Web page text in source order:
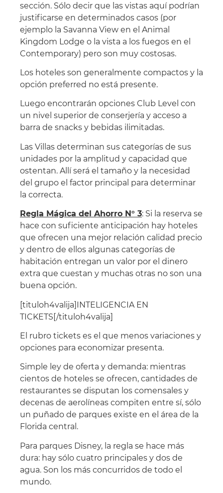
sección. Sólo decir que las vistas aquí podrían
justificarse en determinados casos (por
ejemplo la Savanna View en el Animal
Kingdom Lodge o la vista a los fuegos en el
Contemporary) pero son muy costosas.
Los hoteles son generalmente compactos y la
opción preferred no está presente.
Luego encontrarán opciones Club Level con
un nivel superior de conserjería y acceso a
barra de snacks y bebidas ilimitadas.
Las Villas determinan sus categorías de sus
unidades por la amplitud y capacidad que
ostentan. Allí será el tamaño y la necesidad
del grupo el factor principal para determinar
la correcta.
Regla Mágica del Ahorro N° 3: Si la reserva se
hace con suficiente anticipación hay hoteles
que ofrecen una mejor relación calidad precio
y dentro de ellos algunas categorías de
habitación entregan un valor por el dinero
extra que cuestan y muchas otras no son una
buena opción.
[tituloh4valija]INTELIGENCIA EN
TICKETS[/tituloh4valija]
El rubro tickets es el que menos variaciones y
opciones para economizar presenta.
Simple ley de oferta y demanda: mientras
cientos de hoteles se ofrecen, cantidades de
restaurantes se disputan los comensales y
decenas de aerolíneas compiten entre sí, sólo
un puñado de parques existe en el área de la
Florida central.
Para parques Disney, la regla se hace más
dura: hay sólo cuatro principales y dos de
agua. Son los más concurridos de todo el
mundo.